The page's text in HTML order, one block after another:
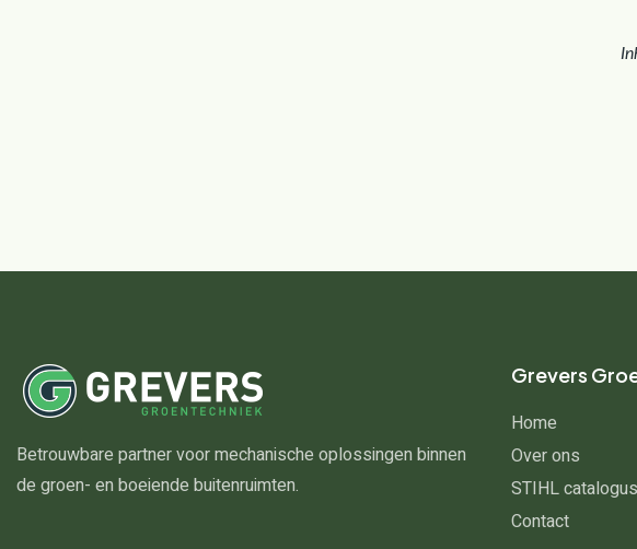
Betrouwbare partner voor mechanische oplossingen binnen
de groen- en boeiende buitenruimten.
Grevers
Home
Over ons
STIHL catalogus
Contact